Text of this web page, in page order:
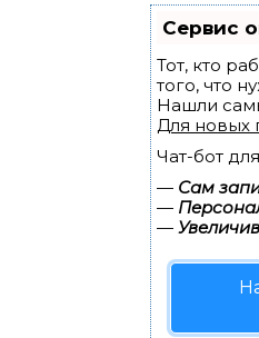
Сервис
Тот, кто
того, что
Нашли
Для новых
Чат-бот
— Сам
—
—